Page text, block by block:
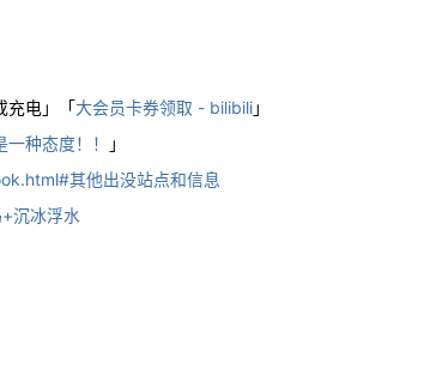
充电」「 大会员卡券领取 - bilibili」
一种态度！！
」
其他出没站点和信息
沉冰浮水